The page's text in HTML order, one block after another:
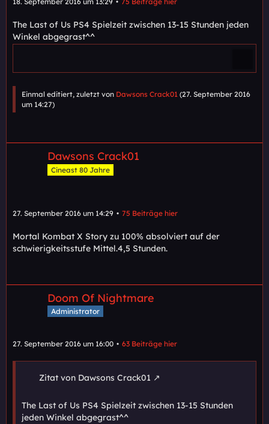
The Last of Us PS4 Spielzeit zwischen 13-15 Stunden jeden
Winkel abgegrast^^
Einmal editiert, zuletzt von Dawsons Crack01 (27. September 2016
um 14:27)
Dawsons Crack01
Cineast 80 Jahre
27. September 2016 um 14:29 75 Beiträge hier
Mortal Kombat X Story zu 100% absolviert auf der
schwierigkeitsstufe Mittel.4,5 Stunden.
Doom Of Nightmare
Administrator
27. September 2016 um 16:00 63 Beiträge hier
Zitat von Dawsons Crack01
The Last of Us PS4 Spielzeit zwischen 13-15 Stunden
jeden Winkel abgegrast^^